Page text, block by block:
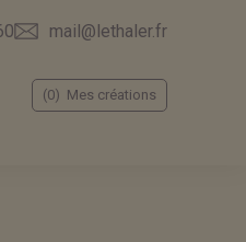
mail@lethaler.fr
(0) Mes créations